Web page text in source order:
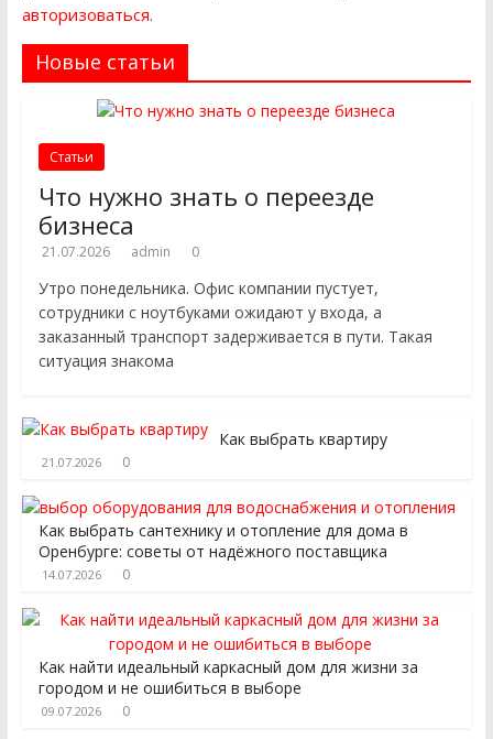
авторизоваться.
Новые статьи
Статьи
Что нужно знать о переезде
бизнеса
21.07.2026 admin 0
Утро понедельника. Офис компании пустует,
сотрудники с ноутбуками ожидают у входа, а
заказанный транспорт задерживается в пути. Такая
ситуация знакома
Как выбрать квартиру
21.07.2026 0
Как выбрать сантехнику и отопление для дома в
Оренбурге: советы от надёжного поставщика
14.07.2026 0
Как найти идеальный каркасный дом для жизни за
городом и не ошибиться в выборе
09.07.2026 0